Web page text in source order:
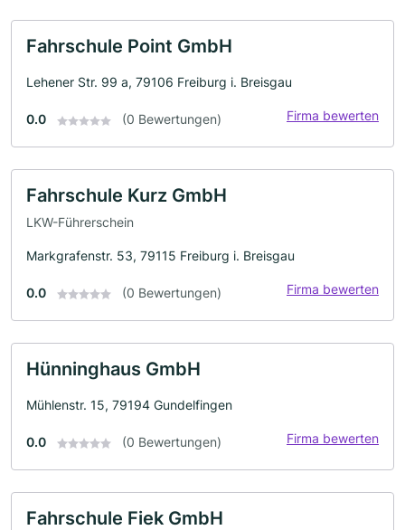
Fahrschule Point GmbH
Lehener Str. 99 a, 79106 Freiburg i. Breisgau
0.0 (0 Bewertungen) Firma bewerten
Fahrschule Kurz GmbH
LKW-Führerschein
Markgrafenstr. 53, 79115 Freiburg i. Breisgau
0.0 (0 Bewertungen) Firma bewerten
Hünninghaus GmbH
Mühlenstr. 15, 79194 Gundelfingen
0.0 (0 Bewertungen) Firma bewerten
Fahrschule Fiek GmbH